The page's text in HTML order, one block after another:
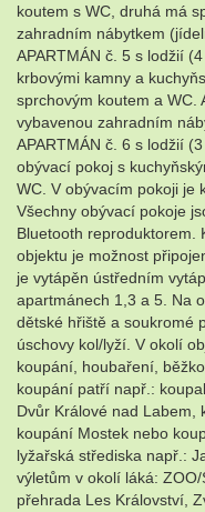
koutem s WC, druhá má
zahradním nábytkem
APARTMÁN č. 5 s lodžií
krbovými kamny a
sprchovým koutem a WC.
vybavenou zahradním
APARTMÁN č. 6 s lodžií
obývací pokoj s
WC. V obývacím pokoji je
Všechny obývací pokoje
Bluetooth reproduktorem.
objektu je možnost
je vytápěn ústředním
apartmánech 1,3 a 5. Na
dětské hřiště a soukromé
úschovy kol/lyží. V okolí
koupání, houbaření,
koupání patří např.:
Dvůr Králové nad Labem,
koupání Mostek nebo
lyžařská střediska např.:
výletům v okolí láká:
přehrada Les Království,